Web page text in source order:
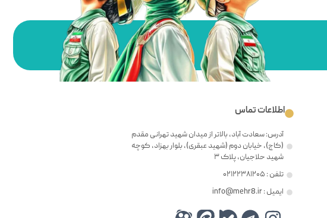
اطلاعات تماس
آدرس: سعادت آباد، بالاتر از میدان شهید تهرانی مقدم
(کاج)، خیابان دوم (شهید عبقری)، بلوار بهزاد، کوچه
شهید حلاجیان، پلاک ۳
تلفن : ۰۲۱۲۲۳۸۱۲۰۵
ایمیل : info@mehr8.ir